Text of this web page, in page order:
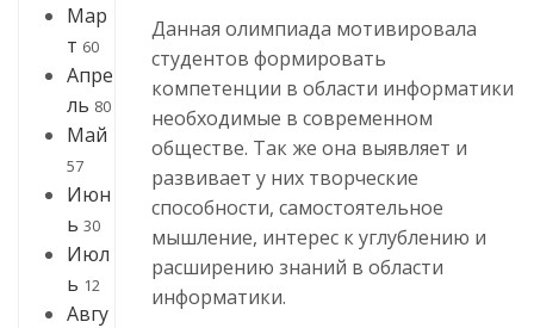
Мар
т 60
Апре
ль 80
Май
57
Июн
ь 30
Июл
ь 12
Авгу
Данная олимпиада мотивировала
студентов формировать
компетенции в области информатики
необходимые в современном
обществе. Так же она выявляет и
развивает у них творческие
способности, самостоятельное
мышление, интерес к углублению и
расширению знаний в области
информатики.